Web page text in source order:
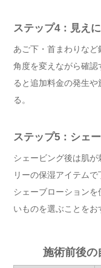
ステップ4：見え
あご下・首まわりな
角度を変えながら確
ると追加料金の発生
る。
ステップ5：シェ
シェービング後は肌
リーの保湿アイテム
シェーブローション
いものを選ぶことをお
施術前後の